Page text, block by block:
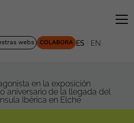
webs COLABORA ES EN
en la exposición
aniversario de la llegada del
Ibérica en Elche